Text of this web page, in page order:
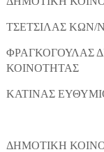
ΤΣΕΤΣΙΛΑΣ ΚΩΝ/
ΦΡΑΓΚΟΓΟΥΛΑΣ
ΚΟΙΝΟΤΗΤΑΣ
ΚΑΤΙΝΑΣ
ΔΗΜΟΤΙΚΗ